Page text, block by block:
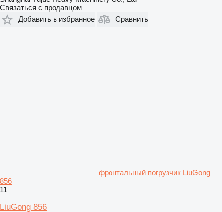
Связаться с продавцом
Добавить в избранное
Сравнить
фронтальный погрузчик LiuGong
856
11
LiuGong 856